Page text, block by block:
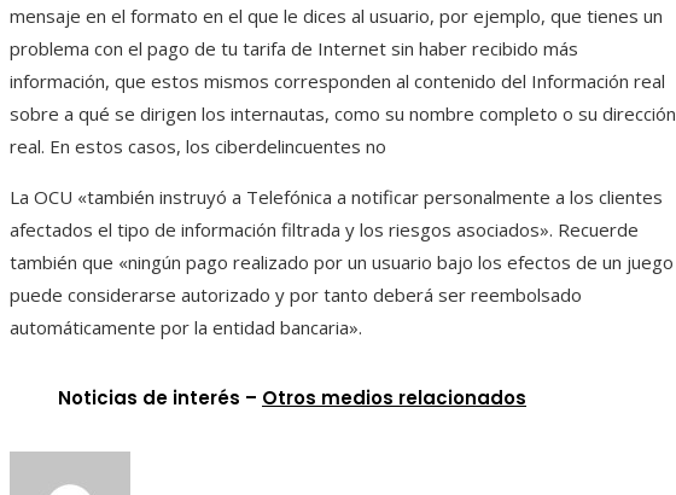
mensaje en el formato en el que le dices al usuario, por ejemplo, que tienes un
problema con el pago de tu tarifa de Internet sin haber recibido más
información, que estos mismos corresponden al contenido del Información real
sobre a qué se dirigen los internautas, como su nombre completo o su dirección
real. En estos casos, los ciberdelincuentes no
La OCU «también instruyó a Telefónica a notificar personalmente a los clientes
afectados el tipo de información filtrada y los riesgos asociados». Recuerde
también que «ningún pago realizado por un usuario bajo los efectos de un juego
puede considerarse autorizado y por tanto deberá ser reembolsado
automáticamente por la entidad bancaria».
Noticias de interés – Otros medios relacionados